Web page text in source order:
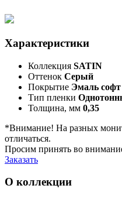
Характеристики
Коллекция SATIN
Оттенок Серый
Покрытие Эмаль софт
Тип пленки
Толщина, мм 0,35
*Внимание! На разных
отличаться.
Просим принять во
Заказать
О коллекции